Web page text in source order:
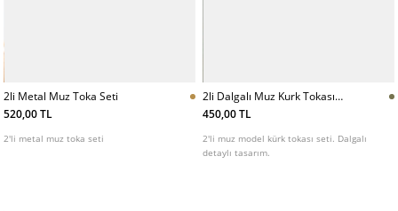
2li Metal Muz Toka Seti
520,00 TL
2'li metal muz toka seti
2li Dalgalı Muz Kurk Tokası
Seti
450,00 TL
2'li muz model kürk tokası seti. Dalgalı
detaylı tasarım.